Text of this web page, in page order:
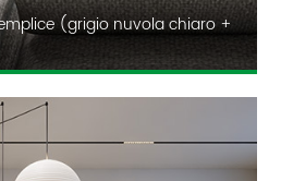
(grigio nuvola chiaro +